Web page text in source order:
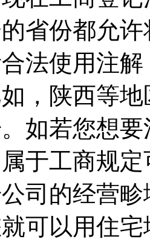
省份都允
法使用注
，陕西等
如若您想
于工商规
司的经营
可以用住